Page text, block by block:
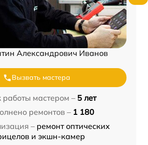
Александрович Иванов
Вызвать мастера
работы мастером – 5 лет
ремонтов – 1 180
– ремонт оптических
и экшн-камер